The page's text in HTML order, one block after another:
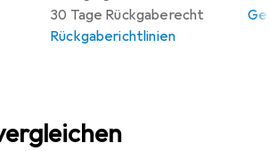
30 Tage Rückgaberecht
Rückgaberichtlinien